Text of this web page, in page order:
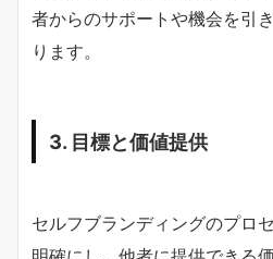
者からのサポートや機会を引
ります。
3. 目標と価値提供
セルフブランディングのプロ